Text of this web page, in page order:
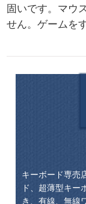
固いです。マウ
せん。ゲームを
キーボード専売
ド、超薄型キー
き、有線、無線